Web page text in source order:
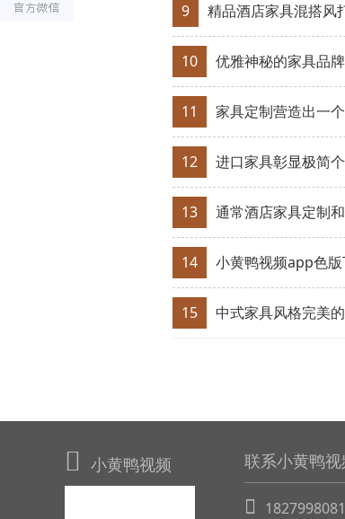
9 精品酒店家具混搭风
10 优雅神秘的家具品
11 家具定制​营造出一
12 进口家具​彰显极简个
13 通常酒店家具定制
14 小黄鸭视频app色
15 中式家具风格完美
小黄鸭视频 联系小黄鸭视